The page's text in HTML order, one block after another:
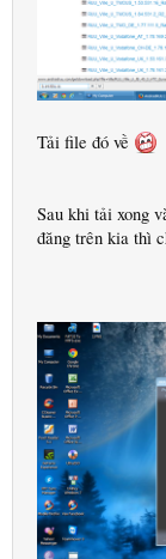
Tải file đó về
Sau khi tải xong
đăng trên kia thì